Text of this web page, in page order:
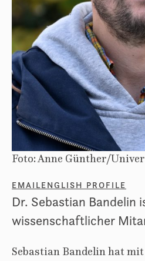
Foto: Anne Günther/
EMAILENGLISH PROFILE
Dr. Sebastian Bandelin
wissenschaftlicher
Sebastian Bandelin hat